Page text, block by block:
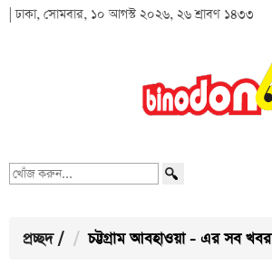
| ঢাকা, সোমবার, ১০ আগস্ট ২০২৬, ২৬ শ্রাবণ ১৪৩৩
খোঁজ
প্রচ্ছদ / চট্টগ্রাম আবহাওয়া - এর সব খবর